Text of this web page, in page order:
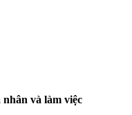
và làm việc